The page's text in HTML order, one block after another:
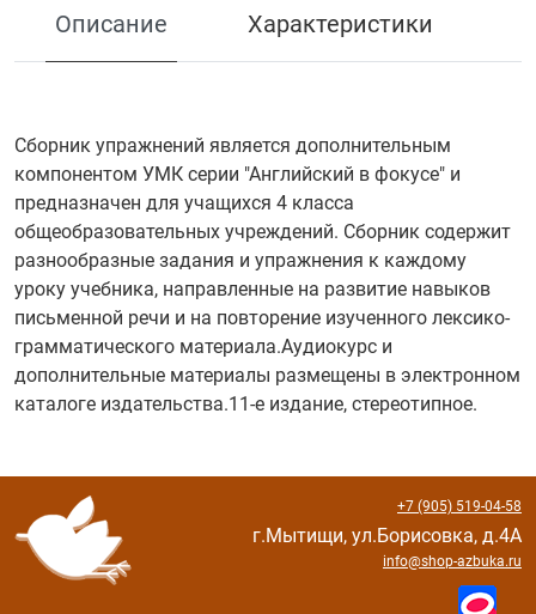
Описание Характеристики
Сборник упражнений является дополнительным
компонентом УМК серии "Английский в фокусе" и
предназначен для учащихся 4 класса
общеобразовательных учреждений. Сборник содержит
разнообразные задания и упражнения к каждому
уроку учебника, направленные на развитие навыков
письменной речи и на повторение изученного лексико-
грамматического материала.Аудиокурс и
дополнительные материалы размещены в электронном
каталоге издательства.11-е издание, стереотипное.
+7 (905) 519-04-58
г.Мытищи, ул.Борисовка, д.4А
info@shop-azbuka.ru